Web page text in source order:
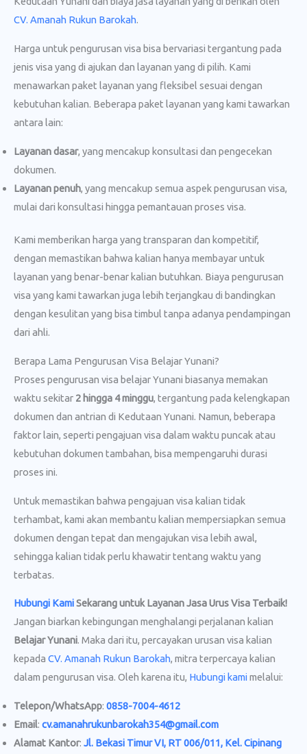
CV. Amanah Rukun Barokah.
Harga untuk pengurusan visa bisa bervariasi tergantung pada
jenis visa yang di ajukan dan layanan yang di pilih. Kami
menawarkan paket layanan yang fleksibel sesuai dengan
kebutuhan kalian. Beberapa paket layanan yang kami tawarkan
antara lain:
Layanan dasar, yang mencakup konsultasi dan pengecekan
dokumen.
Layanan penuh, yang mencakup semua aspek pengurusan visa,
mulai dari konsultasi hingga pemantauan proses visa.
Kami memberikan harga yang transparan dan kompetitif,
dengan memastikan bahwa kalian hanya membayar untuk
layanan yang benar-benar kalian butuhkan. Biaya pengurusan
visa yang kami tawarkan juga lebih terjangkau di bandingkan
dengan kesulitan yang bisa timbul tanpa adanya pendampingan
dari ahli.
Berapa Lama Pengurusan Visa Belajar Yunani?
Proses pengurusan visa belajar Yunani biasanya memakan
waktu sekitar 2 hingga 4 minggu, tergantung pada kelengkapan
dokumen dan antrian di Kedutaan Yunani. Namun, beberapa
faktor lain, seperti pengajuan visa dalam waktu puncak atau
kebutuhan dokumen tambahan, bisa mempengaruhi durasi
proses ini.
Untuk memastikan bahwa pengajuan visa kalian tidak
terhambat, kami akan membantu kalian mempersiapkan semua
dokumen dengan tepat dan mengajukan visa lebih awal,
sehingga kalian tidak perlu khawatir tentang waktu yang
terbatas.
Hubungi KamiSekarang untuk Layanan Jasa Urus Visa Terbaik!
Jangan biarkan kebingungan menghalangi perjalanan kalian
Belajar Yunani. Maka dari itu, percayakan urusan visa kalian
kepada CV. Amanah Rukun Barokah, mitra terpercaya kalian
dalam pengurusan visa. Oleh karena itu, Hubungi kamimelalui:
Telepon/WhatsApp: 0858-7004-4612
Email: cv.amanahrukunbarokah354@gmail.com
Alamat Kantor: Jl. Bekasi Timur VI, RT 006/011, Kel. Cipinang